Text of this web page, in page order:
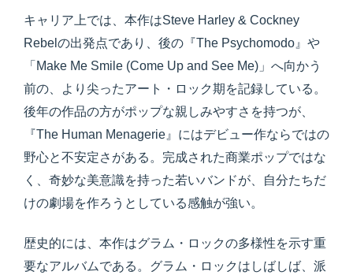
キャリア上では、本作はSteve Harley & Cockney
Rebelの出発点であり、後の『The Psychomodo』や
「Make Me Smile (Come Up and See Me)」へ向かう
前の、より尖ったアート・ロック期を記録している。
後年の作品の方がポップな親しみやすさを持つが、
『The Human Menagerie』にはデビュー作ならではの
野心と不安定さがある。完成された商業ポップではな
く、奇妙な美意識を持った若いバンドが、自分たちだ
けの劇場を作ろうとしている感触が強い。
歴史的には、本作はグラム・ロックの多様性を示す重
要なアルバムである。グラム・ロックはしばしば、派